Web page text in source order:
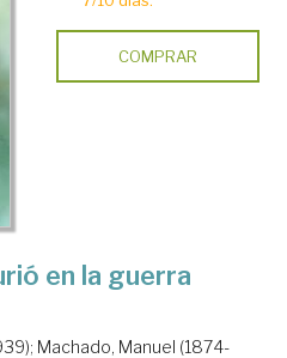
COMPRAR
en la guerra
; Machado, Manuel (1874-